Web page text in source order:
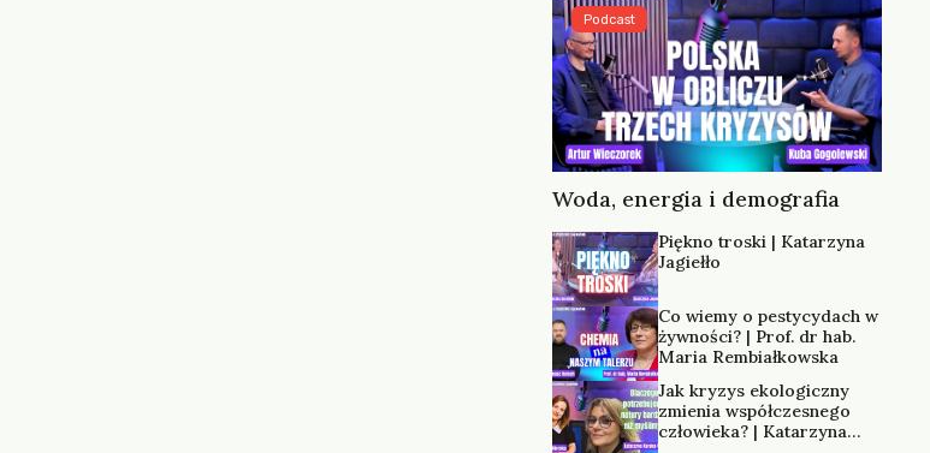
Woda, energia i demografia
Podcast
Piękno troski | Katarzyna
Jagiełło
Co wiemy o pestycydach w
żywności? | Prof. dr hab.
Maria Rembiałkowska
Jak kryzys ekologiczny
zmienia współczesnego
człowieka? | Katarzyna